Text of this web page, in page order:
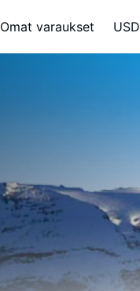
Omat varaukset USD